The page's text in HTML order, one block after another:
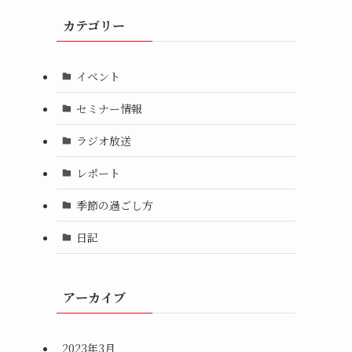
カテゴリー
イベント
セミナー情報
ラジオ放送
レポート
季節の過ごし方
日記
アーカイブ
2023年3月